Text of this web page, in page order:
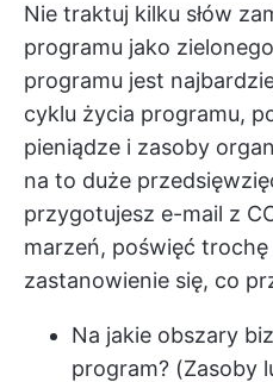
Nie traktuj kilku słów
programu jako
programu jest
cyklu życia programu,
pieniądze i zasoby
na to duże
przygotujesz e-mail z
marzeń, poświęć trochę
zastanowienie się, co
Na jakie obszary
program? (Zasoby